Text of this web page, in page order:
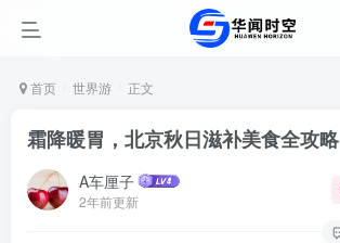
首页 世界游 正文
霜降暖胃，北京秋日滋补美食全攻略
A车厘子
2年前更新